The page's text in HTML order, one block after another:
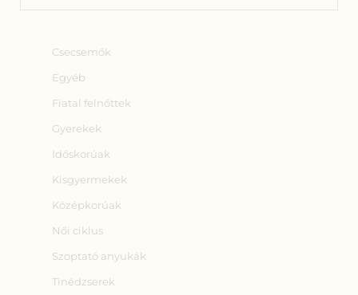
Csecsemők
Egyéb
Fiatal felnőttek
Gyerekek
Időskorúak
Kisgyermekek
Középkorúak
Női ciklus
Szoptató anyukák
Tinédzserek